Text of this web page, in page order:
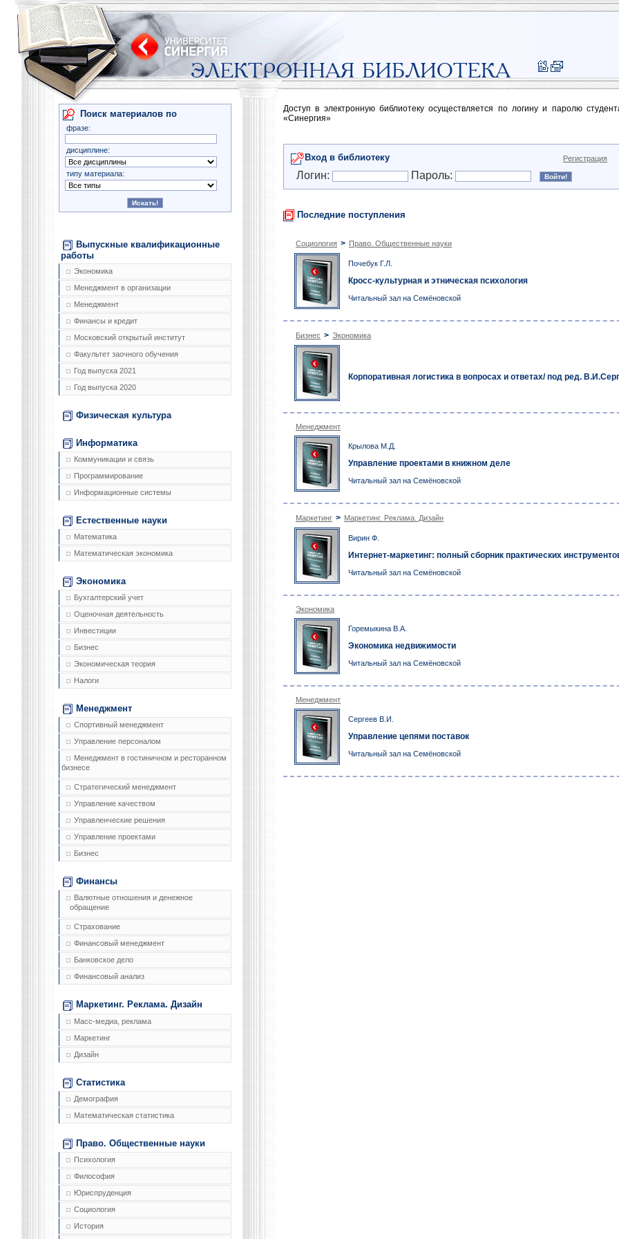
Поиск материалов по
фразе:
дисциплине:
типу материала:
Выпускные квалификационные
работы
Экономика
Менеджмент в организации
Менеджмент
Финансы и кредит
Московский открытый институт
Факультет заочного обучения
Год выпуска 2021
Год выпуска 2020
Физическая культура
Информатика
Коммуникации и связь
Программирование
Информационные системы
Естественные науки
Математика
Математическая экономика
Экономика
Бухгалтерский учет
Оценочная деятельность
Инвестиции
Бизнес
Экономическая теория
Налоги
Менеджмент
Спортивный менеджмент
Управление персоналом
Менеджмент в гостиничном и ресторанном
бизнесе
Стратегический менеджмент
Управление качеством
Управленческие решения
Управление проектами
Бизнес
Финансы
Валютные отношения и денежное
обращение
Страхование
Финансовый менеджмент
Банковское дело
Финансовый анализ
Маркетинг. Реклама. Дизайн
Масс-медиа, реклама
Маркетинг
Дизайн
Статистика
Демография
Математическая статистика
Право. Общественные науки
Психология
Философия
Юриспруденция
Социология
История
Доступ в электронную библиотеку осуществляется по логину и паролю
«Синергия»
Вход в библиотеку Регистрация
Логин: Пароль:
Последние поступления
Социология > Право. Общественные науки
Почебук Г.Л.
Кросс-культурная и этническая психология
Читальный зал на Семёновской
Бизнес > Экономика
Корпоративная логистика в вопросах и ответах/ под ред.
Менеджмент
Крылова М.Д.
Управление проектами в книжном деле
Читальный зал на Семёновской
Маркетинг > Маркетинг. Реклама. Дизайн
Вирин Ф.
Интернет-маркетинг: полный сборник практических
Читальный зал на Семёновской
Экономика
Горемыкина В.А.
Экономика недвижимости
Читальный зал на Семёновской
Менеджмент
Сергеев В.И.
Управление цепями поставок
Читальный зал на Семёновской